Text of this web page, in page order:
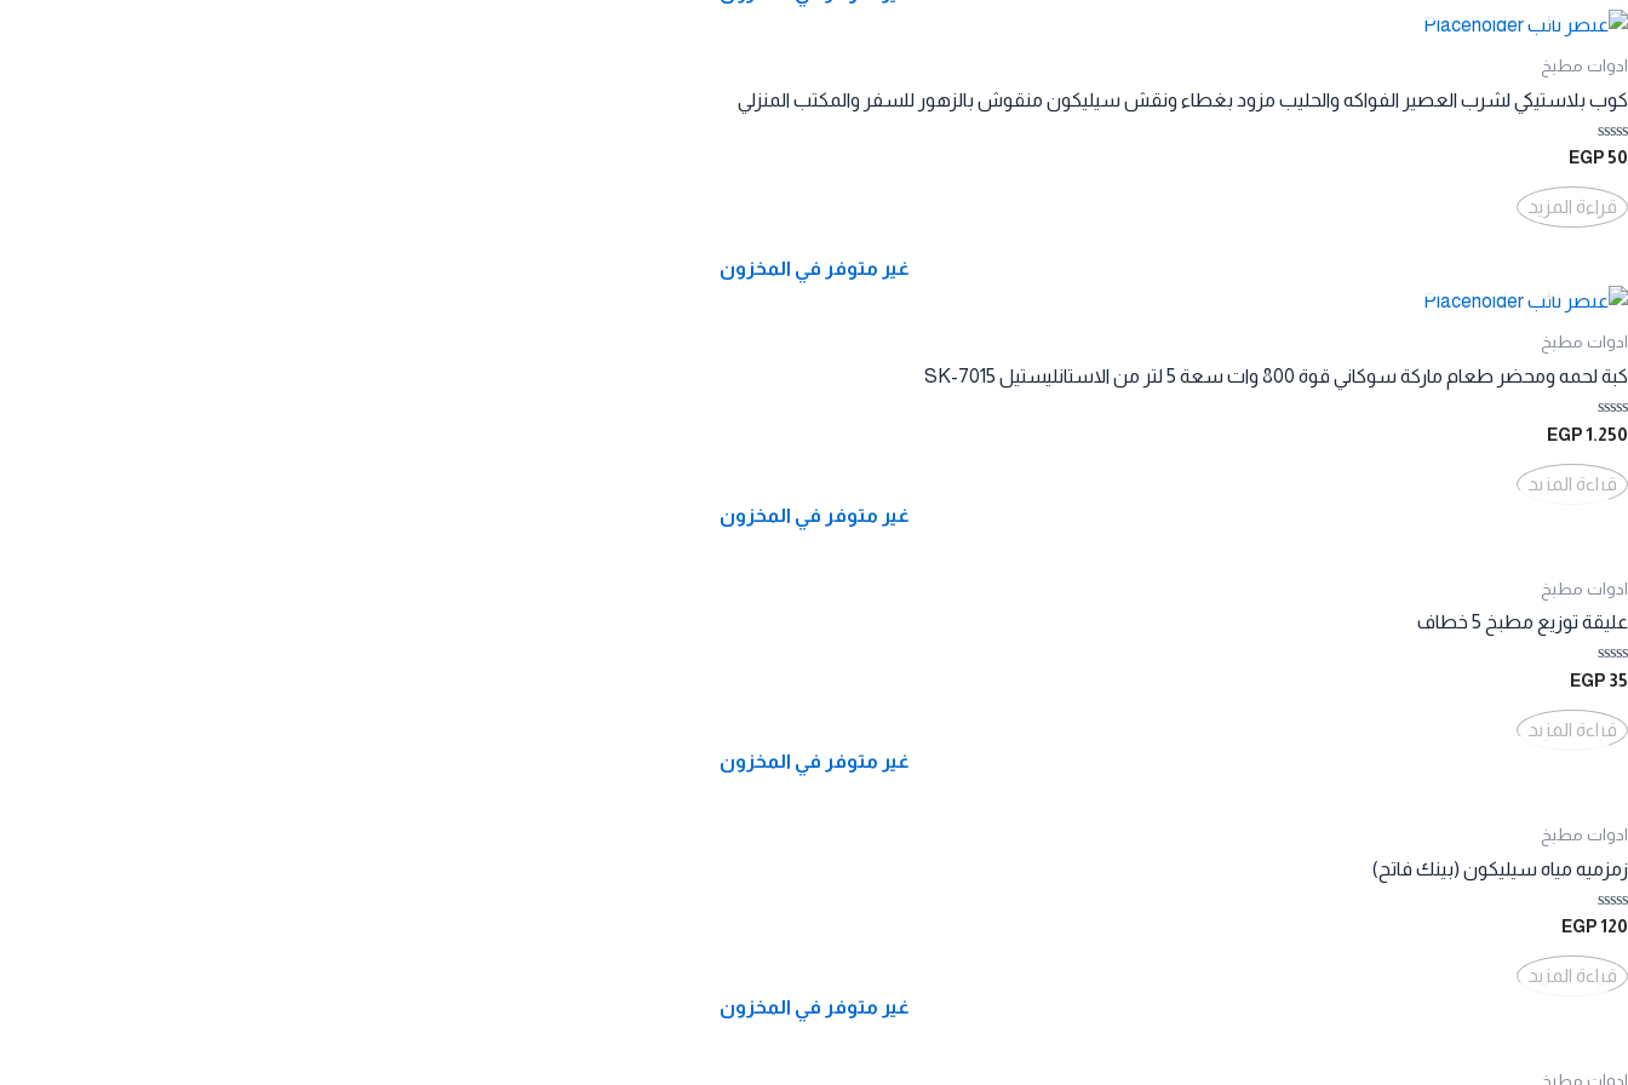
ادوات مطبخ
كوب بلاستيكي لشرب العصير الفواكه والحليب مزود بغطاء ونقش سيليكون منقوش بالزهور للسفر والمكتب المنزلي
تم
من
5
50
EGP
قراءة المزيد
غير متوفر في المخزون
ادوات مطبخ
كبة لحمه ومحضر طعام ماركة سوكاني قوة 800 وات سعة 5 لتر من الاستانليستيل SK-7015
تم
التقييم
من
5
1.250
EGP
قراءة المزيد
غير متوفر في المخزون
ادوات مطبخ
عليقة توزيع مطبخ 5 خطاف
تم
من
5
35
EGP
قراءة المزيد
غير متوفر في المخزون
ادوات مطبخ
زمزميه مياه سيليكون (بينك فاتح)
تم
من
5
120
EGP
قراءة المزيد
غير متوفر في المخزون
ادوات مطبخ